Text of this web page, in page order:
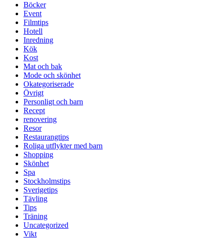
Böcker
Event
Filmtips
Hotell
Inredning
Kök
Kost
Mat och bak
Mode och skönhet
Okategoriserade
Övrigt
Personligt och barn
Recept
renovering
Resor
Restaurangtips
Roliga utflykter med barn
Shopping
Skönhet
Spa
Stockholmstips
Sverigetips
Tävling
Tips
Träning
Uncategorized
Vikt